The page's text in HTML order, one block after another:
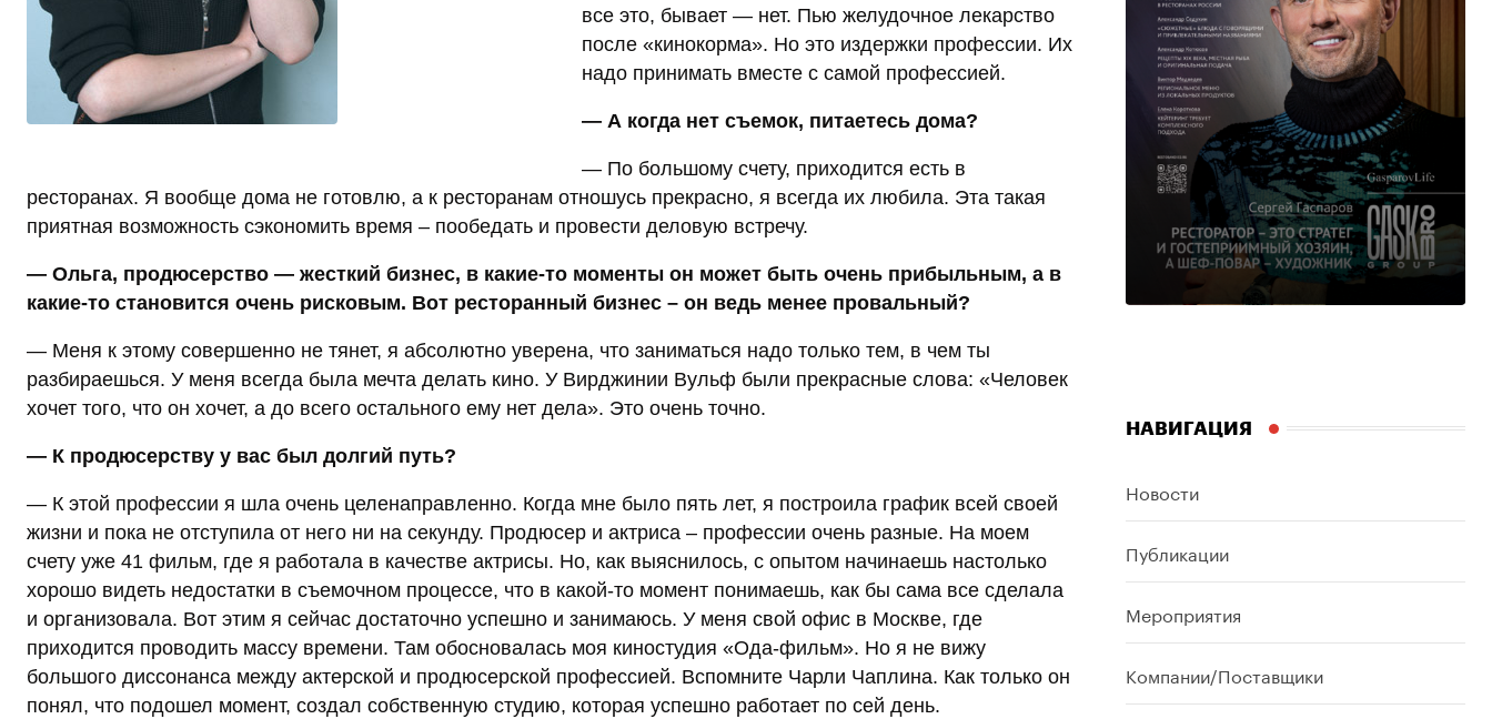
все это, бывает — нет. Пью желудочное лекарство
после «кинокорма». Но это издержки профессии. Их
надо принимать вместе с самой профессией.
— А когда нет съемок, питаетесь дома?
— По большому счету, приходится есть в
ресторанах. Я вообще дома не готовлю, а к ресторанам отношусь прекрасно, я всегда их любила. Эта такая
приятная возможность сэкономить время – пообедать и провести деловую встречу.
— Ольга, продюсерство — жесткий бизнес, в какие-то моменты он может быть очень прибыльным, а в
какие-то становится очень рисковым. Вот ресторанный бизнес – он ведь менее провальный?
— Меня к этому совершенно не тянет, я абсолютно уверена, что заниматься надо только тем, в чем ты
разбираешься. У меня всегда была мечта делать кино. У Вирджинии Вульф были прекрасные слова: «Человек
хочет того, что он хочет, а до всего остального ему нет дела». Это очень точно.
— К продюсерству у вас был долгий путь?
— К этой профессии я шла очень целенаправленно. Когда мне было пять лет, я построила график всей своей
жизни и пока не отступила от него ни на секунду. Продюсер и актриса – профессии очень разные. На моем
счету уже 41 фильм, где я работала в качестве актрисы. Но, как выяснилось, с опытом начинаешь настолько
хорошо видеть недостатки в съемочном процессе, что в какой-то момент понимаешь, как бы сама все сделала
и организовала. Вот этим я сейчас достаточно успешно и занимаюсь. У меня свой офис в Москве, где
приходится проводить массу времени. Там обосновалась моя киностудия «Ода-фильм». Но я не вижу
большого диссонанса между актерской и продюсерской профессией. Вспомните Чарли Чаплина. Как только он
понял, что подошел момент, создал собственную студию, которая успешно работает по сей день.
НАВИГАЦИЯ
Новости
Публикации
Мероприятия
Компании/Поставщики